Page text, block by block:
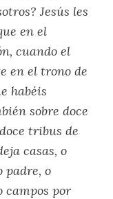
Jesús les
en el
cuando el
en el trono de
habéis
sobre doce
tribus de
casas, o
padre, o
campos por